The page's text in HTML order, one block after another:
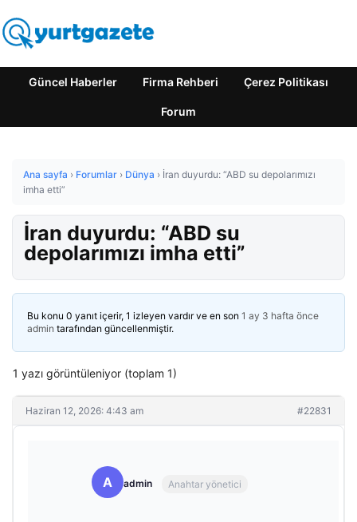
Güncel Haberler Firma Rehberi Çerez Politikası
Forum
Ana sayfa › Forumlar › Dünya › İran duyurdu: “ABD su depolarımızı
imha etti”
İran duyurdu: “ABD su
depolarımızı imha etti”
Bu konu 0 yanıt içerir, 1 izleyen vardır ve en son 1 ay 3 hafta önce
admin tarafından güncellenmiştir.
1 yazı görüntüleniyor (toplam 1)
Haziran 12, 2026: 4:43 am #22831
A admin Anahtar yönetici